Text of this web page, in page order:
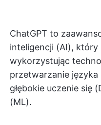
ChatGPT to
inteligencji (AI), który
wykorzystując
przetwarzanie języka
głębokie uczenie się
(ML).